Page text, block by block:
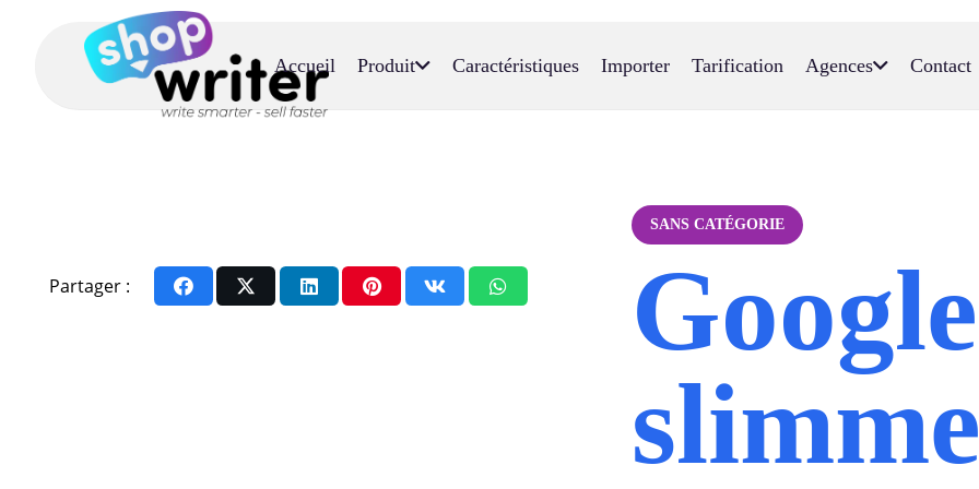
Accueil Produit Caractéristiques Importer Tarification Agences Contact
Partager :
SANS CATÉGORIE